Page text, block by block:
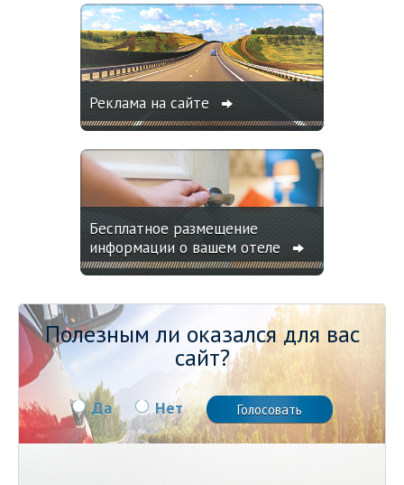
Реклама на сайте
Бесплатное размещение
информации о вашем отеле
Полезным ли оказался для вас
сайт?
Да Нет